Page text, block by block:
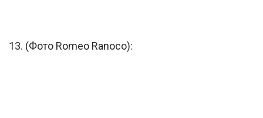
13. (Фото Romeo Ranoco):